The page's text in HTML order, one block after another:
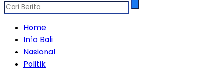
Home
Info Bali
Nasional
Politik